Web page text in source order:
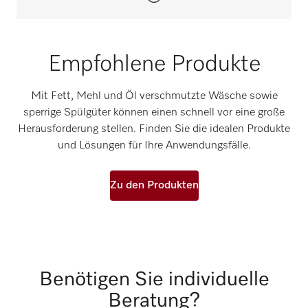
Empfohlene Produkte
Mit Fett, Mehl und Öl verschmutzte Wäsche sowie
sperrige Spülgüter können einen schnell vor eine große
Herausforderung stellen. Finden Sie die idealen Produkte
und Lösungen für Ihre Anwendungsfälle.
Zu den Produkten
Benötigen Sie individuelle
Beratung?